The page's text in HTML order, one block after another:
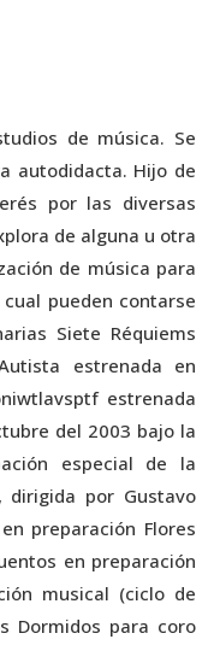
de música. Se
autodidacta. Hijo de
por las diversas
de alguna u otra
de música para
pueden contarse
Siete Réquiems
estrenada en
estrenada
del 2003 bajo la
especial de la
dirigida por Gustavo
preparación Flores
en preparación
musical (ciclo de
Dormidos para coro